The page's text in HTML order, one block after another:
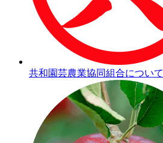
共和園芸農業協同組合について